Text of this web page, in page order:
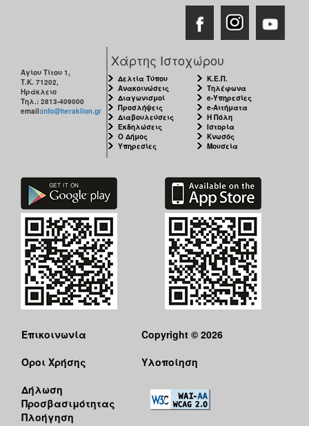
Αγίου Τίτου 1,
Τ.Κ. 71202,
Ηράκλειο
Τηλ.: 2813-409000
email:info@heraklion.gr
Χάρτης Ιστοχώρου
Δελτία Τύπου
Ανακοινώσεις
Διαγωνισμοί
Προσλήψεις
Διαβουλεύσεις
Εκδηλώσεις
Ο Δήμος
Υπηρεσίες
Κ.Ε.Π.
Τηλέφωνα
e-Υπηρεσίες
e-Αιτήματα
Η Πόλη
Ιστορία
Κνωσός
Μουσεία
Επικοινωνία
Όροι Χρήσης
Δήλωση
Προσβασιμότητας
Πλοήγηση
Copyright © 2026
Υλοποίηση